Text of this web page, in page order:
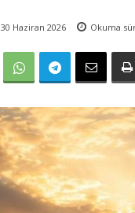
30 Haziran 2026 Okuma